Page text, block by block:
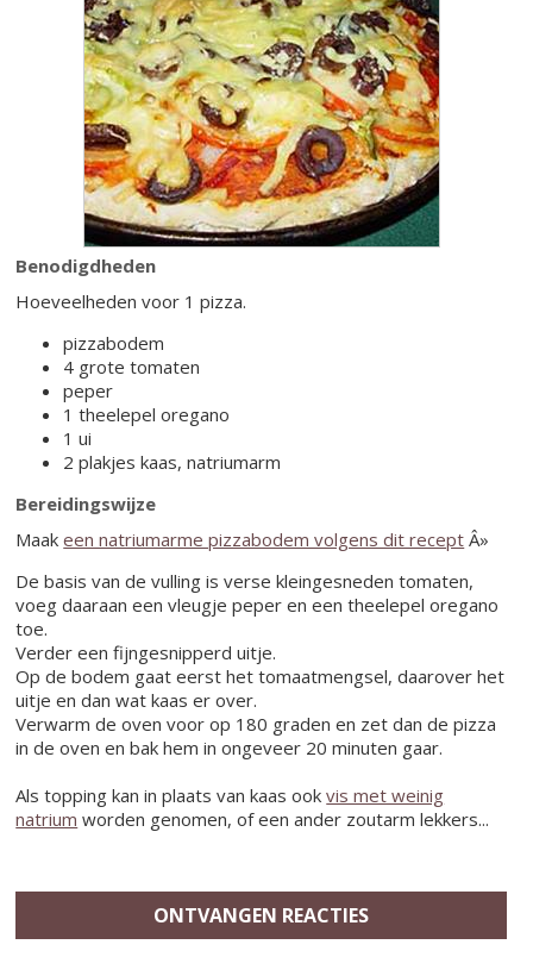
Benodigdheden
Hoeveelheden voor 1 pizza.
pizzabodem
4 grote tomaten
peper
1 theelepel oregano
1 ui
2 plakjes kaas, natriumarm
Bereidingswijze
Maakeen natriumarme pizzabodem volgens dit recept Â»
De basis van de vulling is verse kleingesneden tomaten,
voeg daaraan een vleugje peper en een theelepel oregano
toe.
Verder een fijngesnipperd uitje.
Op de bodem gaat eerst het tomaatmengsel, daarover het
uitje en dan wat kaas er over.
Verwarm de oven voor op 180 graden en zet dan de pizza
in de oven en bak hem in ongeveer 20 minuten gaar.
Als topping kan in plaats van kaas ookvis met weinig
natrium worden genomen, of een ander zoutarm lekkers...
ONTVANGEN REACTIES